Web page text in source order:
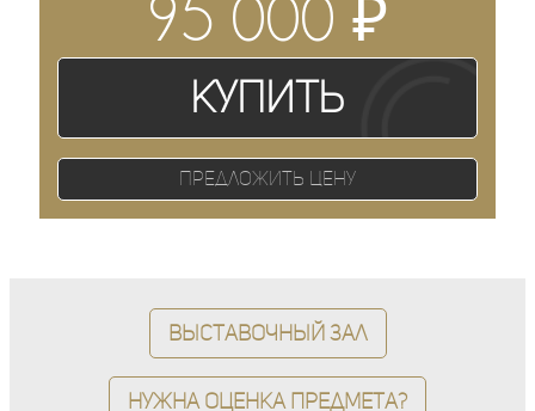
95 000
Купить
Предложить цену
Выставочный зал
Нужна оценка предмета?